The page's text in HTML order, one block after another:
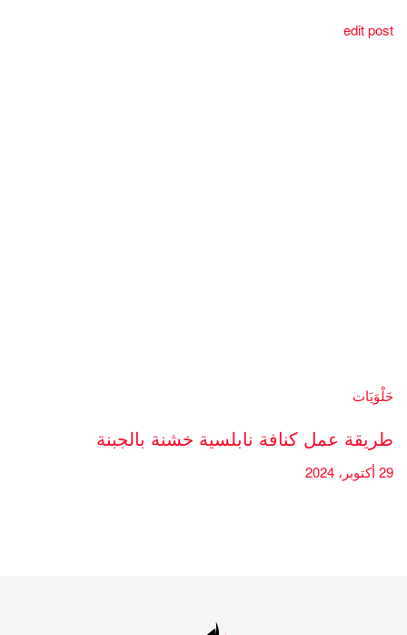
edit post
حَلْوَيَات
طريقة عمل كنافة نابلسية خشنة بالجبنة
29 أكتوبر، 2024